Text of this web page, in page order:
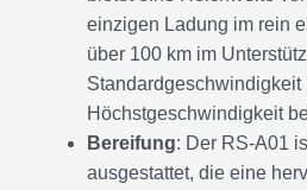
einzigen Ladung im rein
über 100 km im
Höchstgeschwindigkeit
Bereifung: Der RS-A01
ausgestattet, die eine